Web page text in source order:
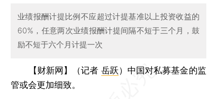
业绩报酬计提比例不应超过计提基准以上投资收益的
60%，任意两次业绩报酬计提间隔不短于三个月，鼓
励不短于六个月计提一次
【财新网】（记者 岳跃） 中国对私募基金的监
管或会更加细致。